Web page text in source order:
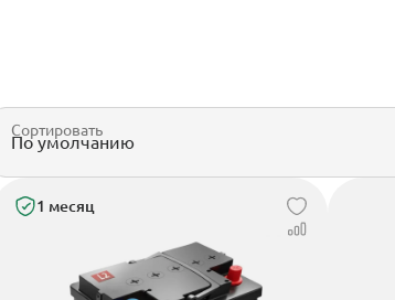
Сортировать
1 месяц